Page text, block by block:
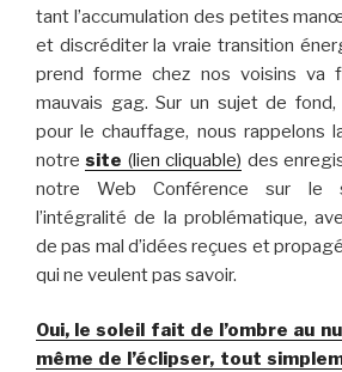
tant l’accumulation des petites
et discréditer la vraie transition
prend forme chez nos voisins va
mauvais gag. Sur un sujet de fond,
pour le chauffage, nous rappelons
notresite (lien cliquable) des
notre Web Conférence sur le
l’intégralité de la problématique,
de pas mal d’idées reçues et
qui ne veulent pas savoir.
Oui, le soleil fait de l’ombre au
même de l’éclipser, tout